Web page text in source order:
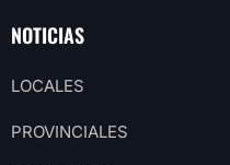
NOTICIAS
LOCALES
PROVINCIALES